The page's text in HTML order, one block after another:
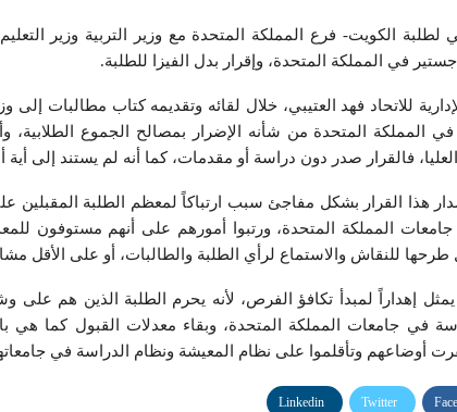
لطلبة الكويت- فرع المملكة المتحدة مع وزير التربية وزير
في المملكة المتحدة، وإقرار بدل الفيزا للطلبة.
للاتحاد فهد العتيبي، خلال لقائه وتقديمه كتاب مطالبات إلى
في المملكة المتحدة من شأنه الإضرار بمصالح الجموع
فالقرار صدر دون دراسة أو مقدمات، كما أنه لم يستند إلى أية
هذا القرار بشكل مفاجئ سبب ارتباكاً لمعظم الطلبة المقبلين
جامعات المملكة المتحدة، ورتبوا أمورهم على أنهم مستوفون
طرحها للنقاش والاستماع لرأي الطلبة والطالبات، أو على الأقل
يمثل إهداراً لمبدأ تكافؤ الفرص، لأنه يحرم الطلبة الذين هم على
في جامعات المملكة المتحدة، وبقاء معدلات القبول كما هي
أوضاعهم وتأقلموا على نظام المعيشة ونظام الدراسة في
Twitter
Linkedin